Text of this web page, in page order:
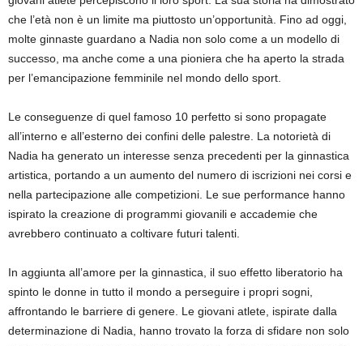
che l’età non è un limite ma piuttosto un’opportunità. Fino ad oggi,
molte ginnaste guardano a Nadia non solo come a un modello di
successo, ma anche come a una pioniera che ha aperto la strada
per l’emancipazione femminile nel mondo dello sport.
Le conseguenze di quel famoso 10 perfetto si sono propagate
all’interno e all’esterno dei confini delle palestre. La notorietà di
Nadia ha generato un interesse senza precedenti per la ginnastica
artistica, portando a un aumento del numero di iscrizioni nei corsi e
nella partecipazione alle competizioni. Le sue performance hanno
ispirato la creazione di programmi giovanili e accademie che
avrebbero continuato a coltivare futuri talenti.
In aggiunta all’amore per la ginnastica, il suo effetto liberatorio ha
spinto le donne in tutto il mondo a perseguire i propri sogni,
affrontando le barriere di genere. Le giovani atlete, ispirate dalla
determinazione di Nadia, hanno trovato la forza di sfidare non solo